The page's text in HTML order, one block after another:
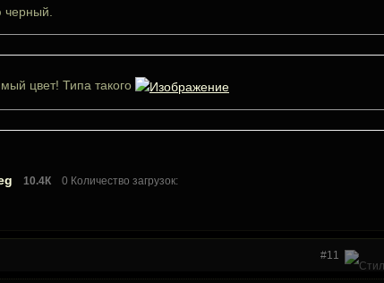
черный.
цвет! Типа такого
10.4К 0 Количество загрузок:
#11